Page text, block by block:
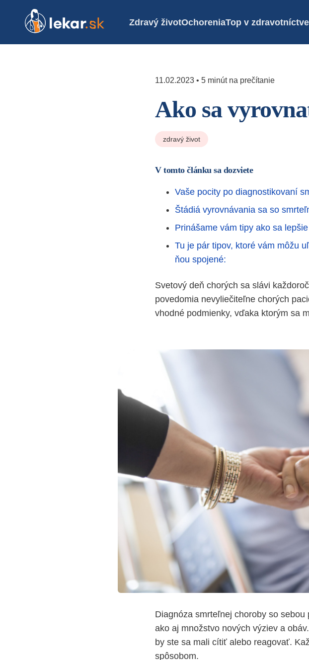
Zdravý životOchoreniaTop v zdravotníctve
11.02.2023 • 5 minút na prečítanie
Ako sa
zdravý život
V tomto článku sa dozviete
Vaše pocity po diagnostikovaní
Štádiá vyrovnávania sa so
Prinášame vám tipy ako sa
Tu je pár tipov, ktoré vám môžu
ňou spojené:
Svetový deň chorých sa slávi
povedomia nevyliečiteľne chorých
vhodné podmienky, vďaka ktorým sa
Diagnóza smrteľnej choroby so
ako aj množstvo nových výziev a
by ste sa mali cítiť alebo reagovať.
spôsobom.